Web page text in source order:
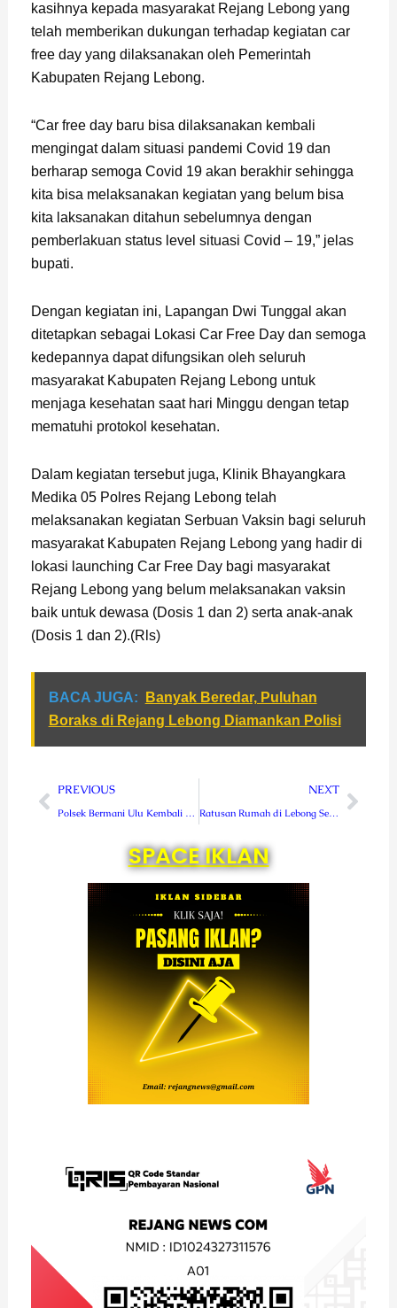
kasihnya kepada masyarakat Rejang Lebong yang
telah memberikan dukungan terhadap kegiatan car
free day yang dilaksanakan oleh Pemerintah
Kabupaten Rejang Lebong.
“Car free day baru bisa dilaksanakan kembali
mengingat dalam situasi pandemi Covid 19 dan
berharap semoga Covid 19 akan berakhir sehingga
kita bisa melaksanakan kegiatan yang belum bisa
kita laksanakan ditahun sebelumnya dengan
pemberlakuan status level situasi Covid – 19,” jelas
bupati.
Dengan kegiatan ini, Lapangan Dwi Tunggal akan
ditetapkan sebagai Lokasi Car Free Day dan semoga
kedepannya dapat difungsikan oleh seluruh
masyarakat Kabupaten Rejang Lebong untuk
menjaga kesehatan saat hari Minggu dengan tetap
mematuhi protokol kesehatan.
Dalam kegiatan tersebut juga, Klinik Bhayangkara
Medika 05 Polres Rejang Lebong telah
melaksanakan kegiatan Serbuan Vaksin bagi seluruh
masyarakat Kabupaten Rejang Lebong yang hadir di
lokasi launching Car Free Day bagi masyarakat
Rejang Lebong yang belum melaksanakan vaksin
baik untuk dewasa (Dosis 1 dan 2) serta anak-anak
(Dosis 1 dan 2).(Rls)
BACA JUGA:
Banyak Beredar, Puluhan
Boraks di Rejang Lebong Diamankan Polisi
Prev
PREVIOUS
Polsek Bermani Ulu Kembali Gelar Jumrokah
NEXT
Ratusan Rumah di Lebong Segera Dibedah BSPS-PB
Next
SPACE IKLAN